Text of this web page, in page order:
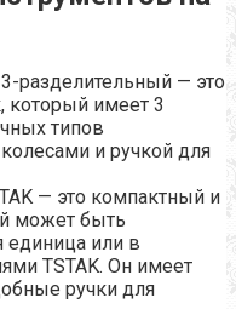
разделительный — это
имеет 3
типов
и ручкой для
— это компактный и
может быть
единица или в
TSTAK. Он имеет
ручки для